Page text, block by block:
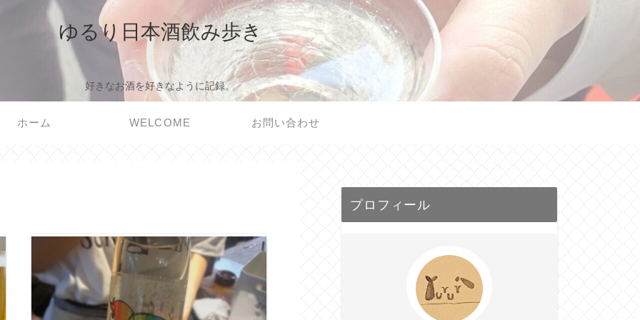
ゆるり日本酒飲み歩き
好きなお酒を好きなように記録。
ホーム WELCOME お問い合わせ
プロフィール